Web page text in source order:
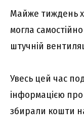
Майже тиждень
могла
штучній
Увесь цей час
інформацією
збирали кошти